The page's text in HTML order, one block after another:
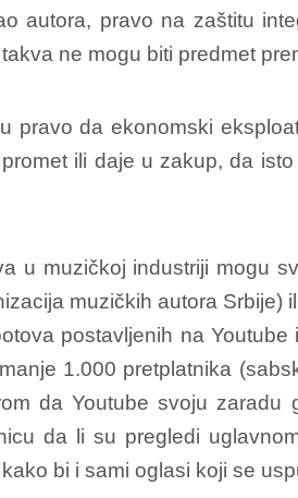
autora, pravo na zaštitu
ne mogu biti predmet
pravo da ekonomski
ili daje u zakup, da
u muzičkoj industriji mogu
muzičkih autora
postavljenih na
1.000 pretplatnika
da Youtube svoju
da li su pregledi
bi i sami oglasi koji se